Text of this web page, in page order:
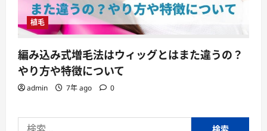
植毛
編み込み式増毛法はウィッグとはまた違うの？
やり方や特徴について
admin 7年 ago 0